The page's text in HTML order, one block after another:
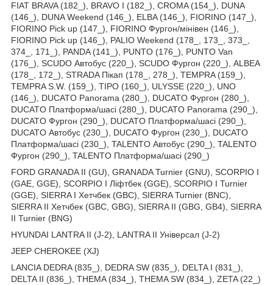
FIAT BRAVA (182_), BRAVO I (182_), CROMA (154_), DUNA
(146_), DUNA Weekend (146_), ELBA (146_), FIORINO (147_),
FIORINO Pick up (147_), FIORINO Фургон/мінівен (146_),
FIORINO Pick up (146_), PALIO Weekend (178_, 173_, 373_,
374_, 171_), PANDA (141_), PUNTO (176_), PUNTO Van
(176_), SCUDO Автобус (220_), SCUDO Фургон (220_), ALBEA
(178_, 172_), STRADA Пікап (178_, 278_), TEMPRA (159_),
TEMPRA S.W. (159_), TIPO (160_), ULYSSE (220_), UNO
(146_), DUCATO Panorama (280_), DUCATO Фургон (280_),
DUCATO Платформа/шасі (280_), DUCATO Panorama (290_),
DUCATO Фургон (290_), DUCATO Платформа/шасі (290_),
DUCATO Автобус (230_), DUCATO Фургон (230_), DUCATO
Платформа/шасі (230_), TALENTO Автобус (290_), TALENTO
Фургон (290_), TALENTO Платформа/шасі (290_)
FORD GRANADA II (GU), GRANADA Turnier (GNU), SCORPIO I
(GAE, GGE), SCORPIO I Ліфтбек (GGE), SCORPIO I Turnier
(GGE), SIERRA I Хетчбек (GBC), SIERRA Turnier (BNC),
SIERRA II Хетчбек (GBC, GBG), SIERRA II (GBG, GB4), SIERRA
II Turnier (BNG)
HYUNDAI LANTRA II (J-2), LANTRA II Універсал (J-2)
JEEP CHEROKEE (XJ)
LANCIA DEDRA (835_), DEDRA SW (835_), DELTA I (831_),
DELTA II (836_), THEMA (834_), THEMA SW (834_), ZETA (22_)